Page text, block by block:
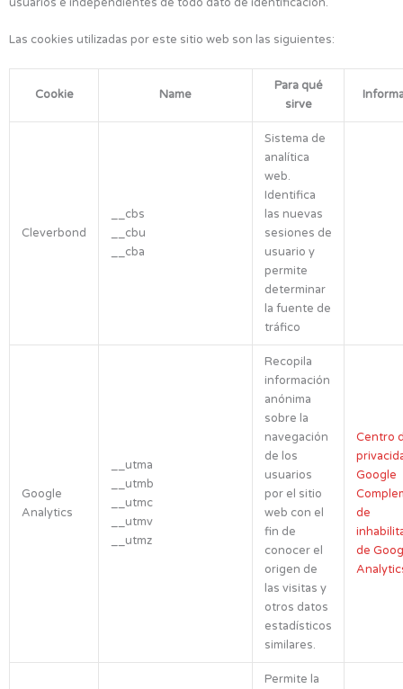
Las cookies utilizadas por este sitio web son las siguientes:
Cookie Name
Para qué
sirve
Cleverbond
__cbs
__cbu
__cba
Sistema de
analítica
web.
Identifica
las nuevas
sesiones de
usuario y
permite
determinar
la fuente de
tráfico
Google
Analytics
__utma
__utmb
__utmc
__utmv
__utmz
Recopila
información
anónima
sobre la
navegación
de los
usuarios
por el sitio
web con el
fin de
conocer el
origen de
las visitas y
otros datos
estadísticos
similares.
Centro
Google
de
de
Permite la